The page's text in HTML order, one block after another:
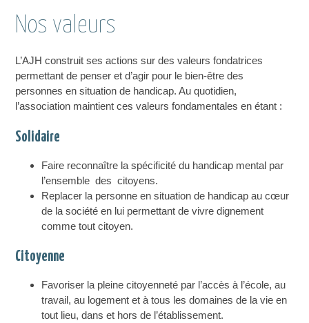
Nos valeurs
L’AJH construit ses actions sur des valeurs fondatrices
permettant de penser et d’agir pour le bien-être des
personnes en situation de handicap. Au quotidien,
l’association maintient ces valeurs fondamentales en étant :
Solidaire
Faire reconnaître la spécificité du handicap mental par
l’ensemble des citoyens.
Replacer la personne en situation de handicap au cœur
de la société en lui permettant de vivre dignement
comme tout citoyen.
Citoyenne
Favoriser la pleine citoyenneté par l’accès à l’école, au
travail, au logement et à tous les domaines de la vie en
tout lieu, dans et hors de l’établissement.